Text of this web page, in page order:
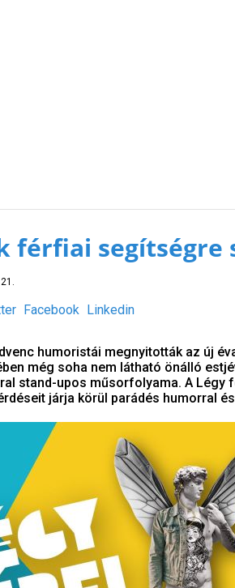
férfiai segítségre
Facebook Linkedin
humoristái megnyitották az új
még soha nem látható önálló
stand-upos műsorfolyama. A
járja körül parádés humorral